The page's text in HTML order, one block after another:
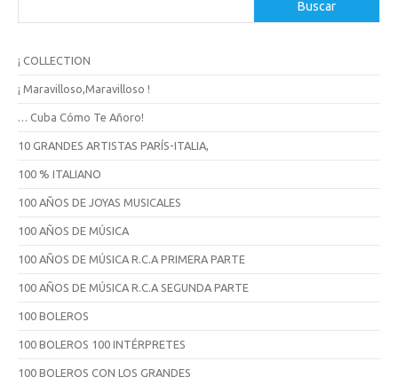
a
Buscar
¡ COLLECTION
¡ Maravilloso,Maravilloso !
… Cuba Cómo Te Añoro!
10 GRANDES ARTISTAS PARÍS-ITALIA,
100 % ITALIANO
100 AÑOS DE JOYAS MUSICALES
100 AÑOS DE MÚSICA
100 AÑOS DE MÚSICA R.C.A PRIMERA PARTE
100 AÑOS DE MÚSICA R.C.A SEGUNDA PARTE
100 BOLEROS
100 BOLEROS 100 INTÉRPRETES
100 BOLEROS CON LOS GRANDES